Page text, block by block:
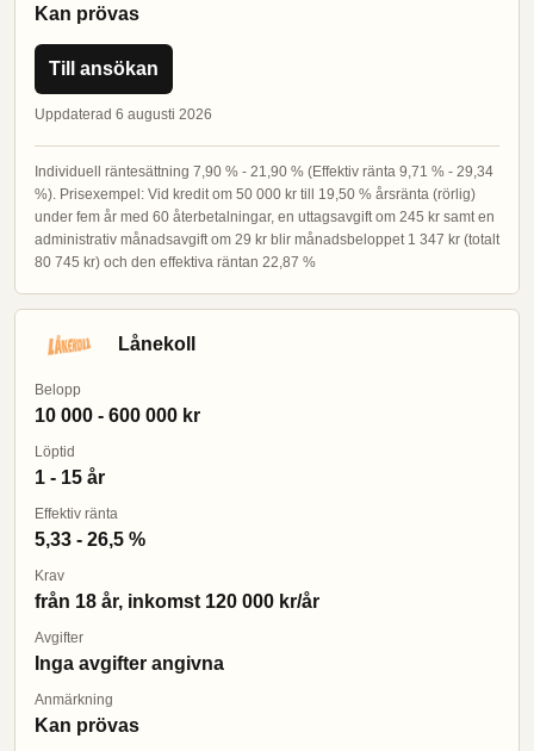
Kan prövas
Till ansökan
Uppdaterad 6 augusti 2026
Individuell räntesättning 7,90 % - 21,90 % (Effektiv ränta 9,71 % - 29,34
%). Prisexempel: Vid kredit om 50 000 kr till 19,50 % årsränta (rörlig)
under fem år med 60 återbetalningar, en uttagsavgift om 245 kr samt en
administrativ månadsavgift om 29 kr blir månadsbeloppet 1 347 kr (totalt
80 745 kr) och den effektiva räntan 22,87 %
Lånekoll
Belopp
10 000 - 600 000 kr
Löptid
1 - 15 år
Effektiv ränta
5,33 - 26,5 %
Krav
från 18 år, inkomst 120 000 kr/år
Avgifter
Inga avgifter angivna
Anmärkning
Kan prövas